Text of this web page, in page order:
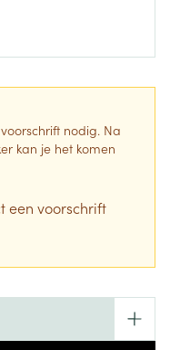
nodig. Na
kan je het komen
een voorschrift